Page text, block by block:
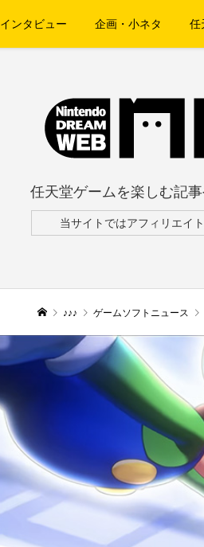
インタビュー 企画・小ネタ 任
任天堂ゲームを楽しむ記
当サイトではアフィリエイ
♪♪♪ ゲームソフトニュース